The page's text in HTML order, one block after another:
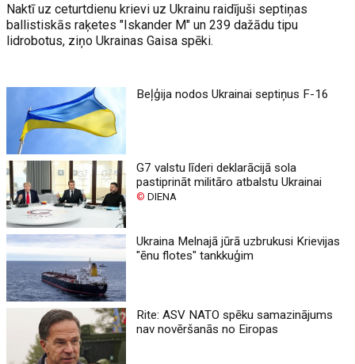
Naktī uz ceturtdienu krievi uz Ukrainu raidījuši septiņas
ballistiskās raķetes "Iskander M" un 239 dažādu tipu
lidrobotus, ziņo Ukrainas Gaisa spēki.
Beļģija nodos Ukrainai septiņus F-16
G7 valstu līderi deklarācijā sola
pastiprināt militāro atbalstu Ukrainai
© DIENA
Ukraina Melnajā jūrā uzbrukusi Krievijas
"ēnu flotes" tankkuģim
Rite: ASV NATO spēku samazinājums
nav novēršanās no Eiropas